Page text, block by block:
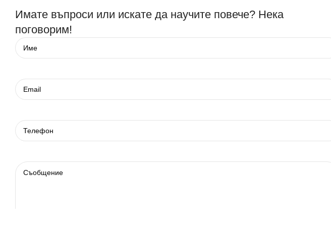
Имате въпроси или искате да научите повече? Нека
поговорим!